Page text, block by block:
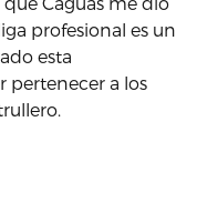
profesional es un
esta
pertenecer a los